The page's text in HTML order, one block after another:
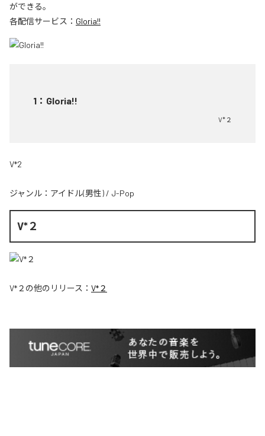
ができる。
各配信サービス： Gloria!!
1 ： Gloria!!
V*２
V*2
ジャンル： アイドル(男性) / J-Pop
V*２
V*２ の他のリリース： V*２